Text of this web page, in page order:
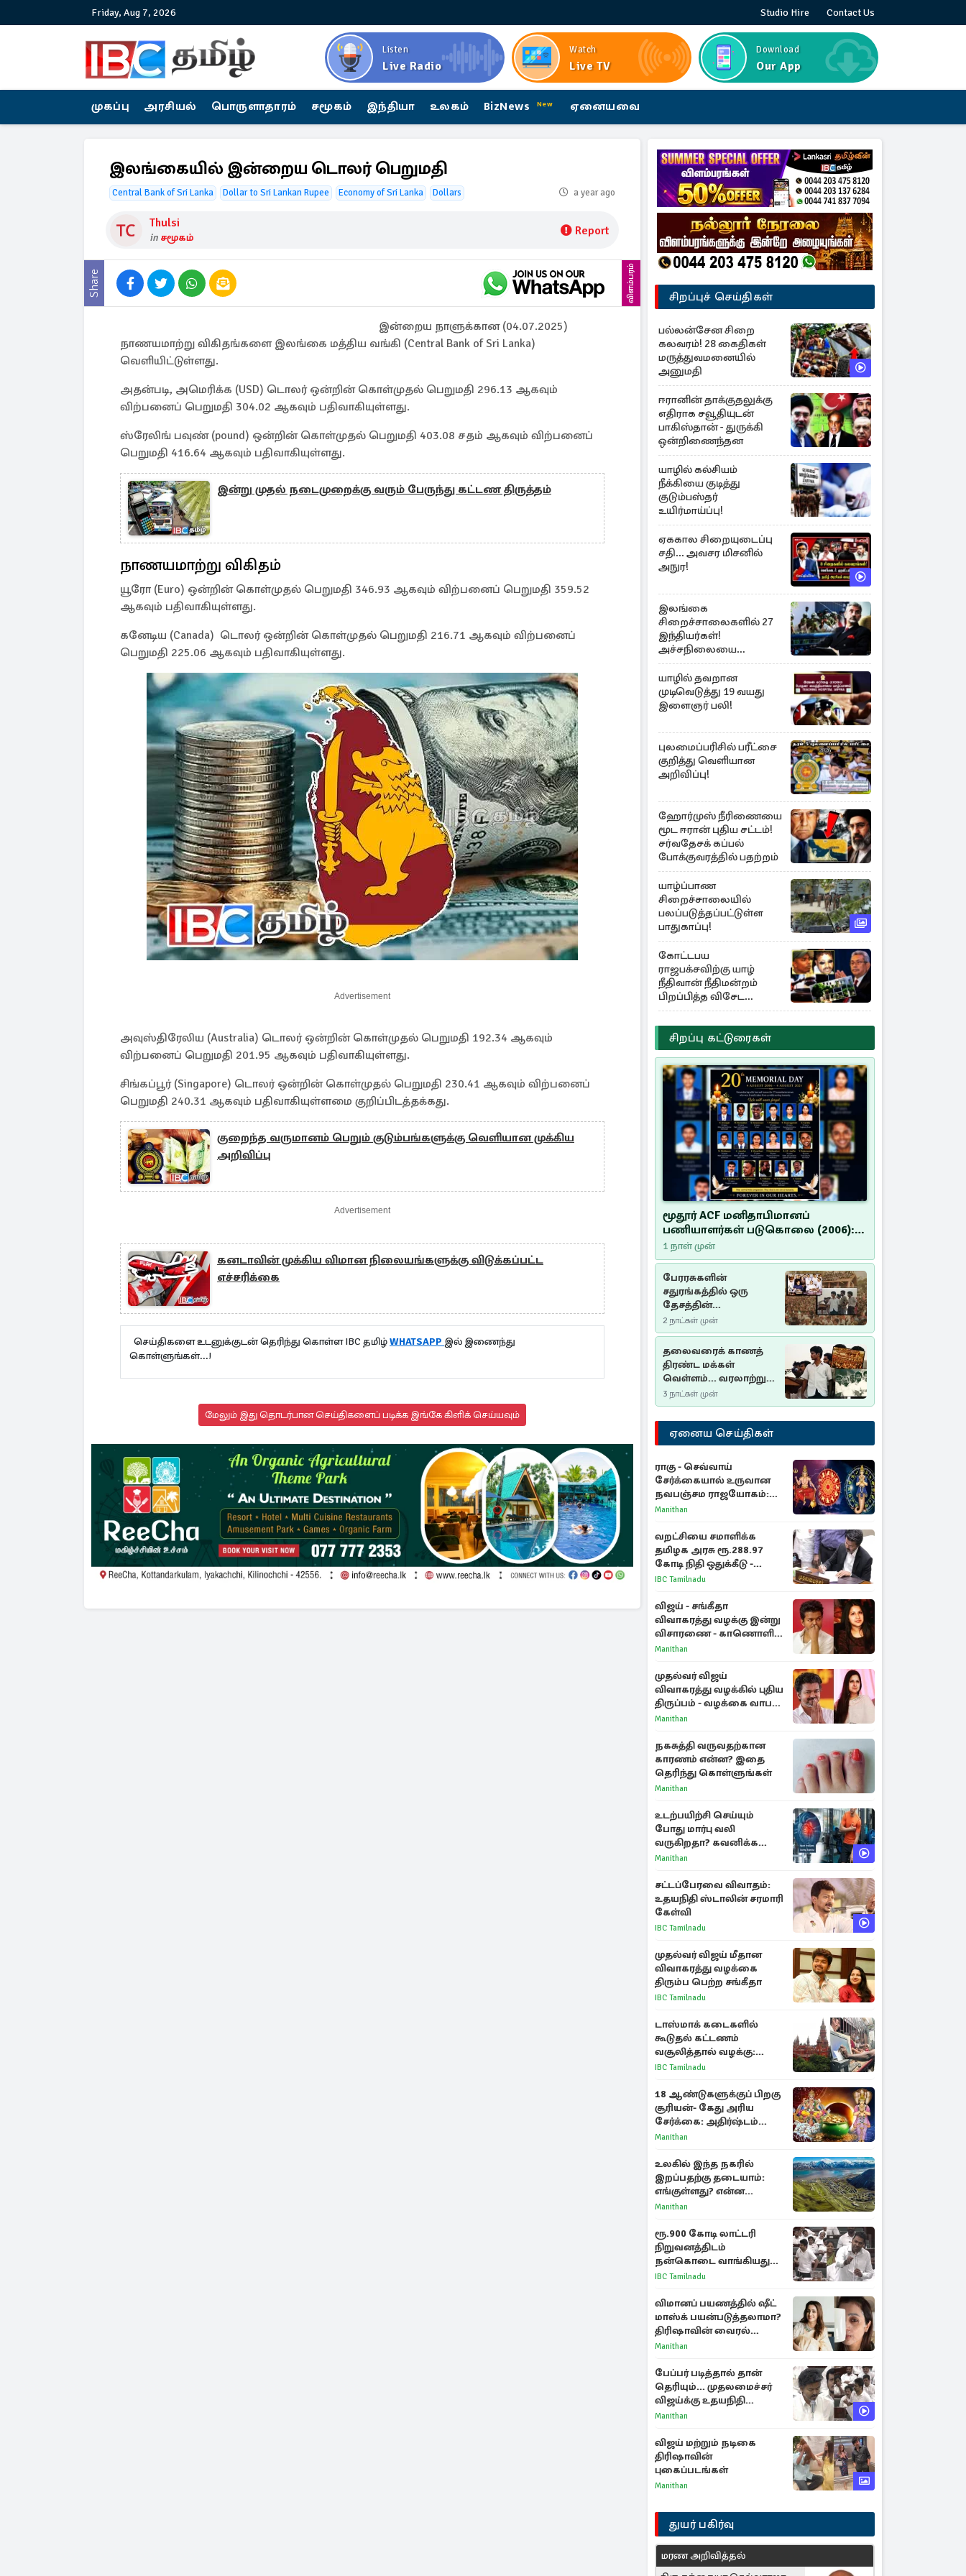
Friday, Aug 7, 2026 Studio Hire Contact Us
Listen
Live Radio
Watch
Live TV
Download
Our App
முகப்பு அரசியல் பொருளாதாரம் சமூகம் இந்தியா உலகம் BizNews New ஏனையவை
இலங்கையில் இன்றைய டொலர் பெறுமதி
Central Bank of Sri Lanka Dollar to Sri Lankan Rupee Economy of Sri Lanka Dollars a year ago
Thulsi
in சமூகம் Report
Share விளம்பரம்
இன்றைய நாளுக்கான (04.07.2025)
நாணயமாற்று விகிதங்களை இலங்கை மத்திய வங்கி (Central Bank of Sri Lanka)
வெளியிட்டுள்ளது.
அதன்படி, அமெரிக்க (USD) டொலர் ஒன்றின் கொள்முதல் பெறுமதி 296.13 ஆகவும்
விற்பனைப் பெறுமதி 304.02 ஆகவும் பதிவாகியுள்ளது.
ஸ்ரேலிங் பவுண் (pound) ஒன்றின் கொள்முதல் பெறுமதி 403.08 சதம் ஆகவும் விற்பனைப்
பெறுமதி 416.64 ஆகவும் பதிவாகியுள்ளது.
இன்று முதல் நடைமுறைக்கு வரும் பேருந்து கட்டண திருத்தம்
நாணயமாற்று விகிதம்
யூரோ (Euro) ஒன்றின் கொள்முதல் பெறுமதி 346.93 ஆகவும் விற்பனைப் பெறுமதி 359.52
ஆகவும் பதிவாகியுள்ளது.
கனேடிய (Canada) டொலர் ஒன்றின் கொள்முதல் பெறுமதி 216.71 ஆகவும் விற்பனைப்
பெறுமதி 225.06 ஆகவும் பதிவாகியுள்ளது.
Advertisement
அவுஸ்திரேலிய (Australia) டொலர் ஒன்றின் கொள்முதல் பெறுமதி 192.34 ஆகவும்
விற்பனைப் பெறுமதி 201.95 ஆகவும் பதிவாகியுள்ளது.
சிங்கப்பூர் (Singapore) டொலர் ஒன்றின் கொள்முதல் பெறுமதி 230.41 ஆகவும் விற்பனைப்
பெறுமதி 240.31 ஆகவும் பதிவாகியுள்ளமை குறிப்பிடத்தக்கது.
குறைந்த வருமானம் பெறும் குடும்பங்களுக்கு வெளியான முக்கிய
அறிவிப்பு
Advertisement
கனடாவின் முக்கிய விமான நிலையங்களுக்கு விடுக்கப்பட்ட
எச்சரிக்கை
செய்திகளை உடனுக்குடன் தெரிந்து கொள்ள IBC தமிழ்WHATSAPP இல் இணைந்து
கொள்ளுங்கள்...!
மேலும் இது தொடர்பான செய்திகளைப் படிக்க இங்கே கிளிக் செய்யவும்
சிறப்புச் செய்திகள்
பல்லன்சேன சிறை
கலவரம்! 28 கைதிகள்
மருத்துவமனையில்
அனுமதி
ஈரானின் தாக்குதலுக்கு
எதிராக சவூதியுடன்
பாகிஸ்தான் - துருக்கி
ஒன்றிணைந்தன
யாழில் கல்சியம்
நீக்கியை குடித்து
குடும்பஸ்தர்
உயிர்மாய்ப்பு!
ஏககால சிறையுடைப்பு
சதி... அவசர மிசனில்
அநுர!
இலங்கை
சிறைச்சாலைகளில் 27
இந்தியர்கள்!
அச்சநிலையை
மையப்படுத்தி
ஜெயசங்கர் அறிக்கை
யாழில் தவறான
முடிவெடுத்து 19 வயது
இளைஞர் பலி!
புலமைப்பரிசில் பரீட்சை
குறித்து வெளியான
அறிவிப்பு!
ஹோர்முஸ் நீரிணையை
மூட ஈரான் புதிய சட்டம்!
சர்வதேசக் கப்பல்
போக்குவரத்தில் பதற்றம்
யாழ்ப்பாண
சிறைச்சாலையில்
பலப்படுத்தப்பட்டுள்ள
பாதுகாப்பு!
கோட்டபய
ராஜபக்சவிற்கு யாழ்
நீதிவான் நீதிமன்றம்
பிறப்பித்த விசேட
உத்தரவு!
சிறப்பு கட்டுரைகள்
மூதூர் ACF மனிதாபிமானப்
பணியாளர்கள் படுகொலை (2006):
20 ஆண்டுகளாகியும் நீதி
மறுக்கப்பட்ட மனிதாபிமானப்
பேரவலம்
1 நாள் முன்
பேரரசுகளின்
சதுரங்கத்தில் ஒரு
தேசத்தின்
தீர்க்கதரிசனம் :
சுதுமலை பிரகடனம்
ஒரு வரலாற்றுப் பாடம்
2 நாட்கள் முன்
தலைவரைக் காணத்
திரண்ட மக்கள்
வெள்ளம்... வரலாற்றுச்
சிறப்புமிக்க சுதுமலைப்
பிரகடனம்…
3 நாட்கள் முன்
ஏனைய செய்திகள்
ராகு - செவ்வாய்
சேர்க்கையால் உருவான
நவபஞ்சம ராஜயோகம்:
அதிர்ஷ்டம் பெறும் 3
Manithan
வறட்சியை சமாளிக்க
தமிழக அரசு ரூ.288.97
கோடி நிதி ஒதுக்கீடு -
வெளியான அரசாணை
IBC Tamilnadu
விஜய் - சங்கீதா
விவாகரத்து வழக்கு இன்று
விசாரணை - காணொளி
மூலம் ஆஜராக வாய்ப்பு
Manithan
முதல்வர் விஜய்
விவாகரத்து வழக்கில் புதிய
திருப்பம் - வழக்கை வாபஸ்
பெற்ற சங்கீதா!
Manithan
நகசுத்தி வருவதற்கான
காரணம் என்ன? இதை
தெரிந்து கொள்ளுங்கள்
Manithan
உடற்பயிற்சி செய்யும்
போது மார்பு வலி
வருகிறதா? கவனிக்க
வேண்டிய எச்சரிக்கை
Manithan
சட்டப்பேரவை விவாதம்:
உதயநிதி ஸ்டாலின் சரமாரி
கேள்வி
IBC Tamilnadu
முதல்வர் விஜய் மீதான
விவாகரத்து வழக்கை
திரும்ப பெற்ற சங்கீதா
IBC Tamilnadu
டாஸ்மாக் கடைகளில்
கூடுதல் கட்டணம்
வசூலித்தால் வழக்கு:
சென்னை உயர்நீதிமன்றம்
IBC Tamilnadu
18 ஆண்டுகளுக்குப் பிறகு
சூரியன்- கேது அரிய
சேர்க்கை: அதிர்ஷ்டம்
பெறும் 3 ராசிகள்!
Manithan
உலகில் இந்த நகரில்
இறப்பதற்கு தடையாம்:
எங்குள்ளது? என்ன
காரணம் தெரியுமா?
Manithan
ரூ.900 கோடி லாட்டரி
நிறுவனத்திடம்
நன்கொடை வாங்கியது
ஏன்? உதயநிதி - ஆதவ்
IBC Tamilnadu
விமானப் பயணத்தில் ஷீட்
மாஸ்க் பயன்படுத்தலாமா?
திரிஷாவின் வைரல்
செல்ஃபிக்கு மருத்துவர்
Manithan
பேப்பர் படித்தால் தான்
தெரியும்... முதலமைச்சர்
விஜய்க்கு உதயநிதி
ஸ்டாலின் பதிலடி
Manithan
விஜய் மற்றும் நடிகை
திரிஷாவின்
புகைப்படங்கள்
Manithan
துயர் பகிர்வு
மரண அறிவித்தல்